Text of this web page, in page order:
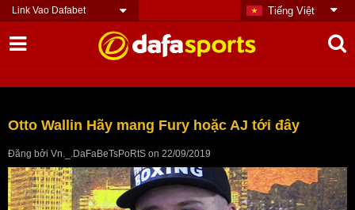
Link Vao Dafabet Tiếng Việt
Otto Wallin Hãy mang Fury hoặc AJ tới đây
Đăng bởi Vn._.DaFaBeTsPoRtS on 22/09/2019